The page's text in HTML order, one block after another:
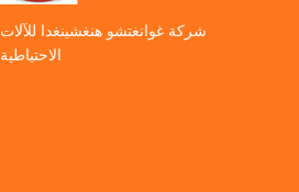
شركة غوانغتشو هنغشينغدا للآلات
الاحتياطية